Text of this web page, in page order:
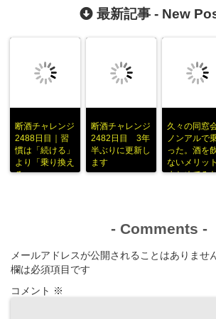
最新記事 - New
断酒チャレンジ
2488日目｜習
慣は「続ける」
より「乗り換え
る」
断酒チャレンジ
2482日目 3年
半ぶりに更新し
ます
久々の同窓
ノンアルで
った。酒を
ないメリッ
まとめてみ
- Comments -
メールアドレスが公開されることはありません
欄は必須項目です
コメント ※